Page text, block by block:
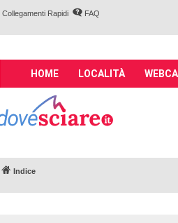
Collegamenti Rapidi FAQ
M
n
n
v
i
g
HOME LOCALITÀ
Indice